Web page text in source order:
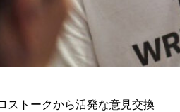
ストークから活発な意見交換